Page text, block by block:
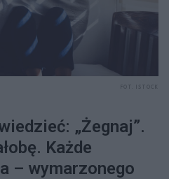
„Żegnaj”.
Każde
– wymarzonego